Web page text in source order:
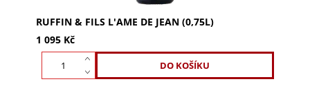
RUFFIN & FILS L'AME DE JEAN (0,75L)
1 095 Kč